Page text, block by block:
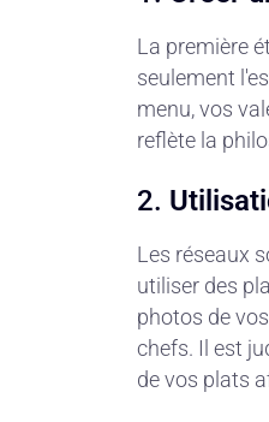
La première
seulement
menu, vos
reflète la
2.
Les réseaux
utiliser des
photos de
chefs. Il est
de vos plats